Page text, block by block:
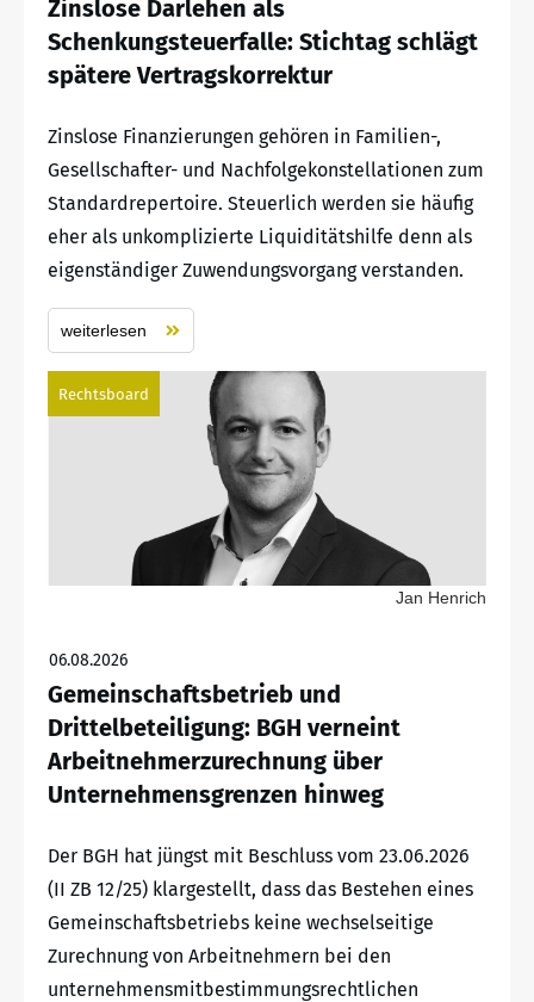
Zinslose Darlehen als
Schenkungsteuerfalle: Stichtag schlägt
spätere Vertragskorrektur
Zinslose Finanzierungen gehören in Familien-,
Gesellschafter- und Nachfolgekonstellationen zum
Standardrepertoire. Steuerlich werden sie häufig
eher als unkomplizierte Liquiditätshilfe denn als
eigenständiger Zuwendungsvorgang verstanden.
weiterlesen
Rechtsboard
Jan Henrich
06.08.2026
Gemeinschaftsbetrieb und
Drittelbeteiligung: BGH verneint
Arbeitnehmerzurechnung über
Unternehmensgrenzen hinweg
Der BGH hat jüngst mit Beschluss vom 23.06.2026
(II ZB 12/25) klargestellt, dass das Bestehen eines
Gemeinschaftsbetriebs keine wechselseitige
Zurechnung von Arbeitnehmern bei den
unternehmensmitbestimmungsrechtlichen